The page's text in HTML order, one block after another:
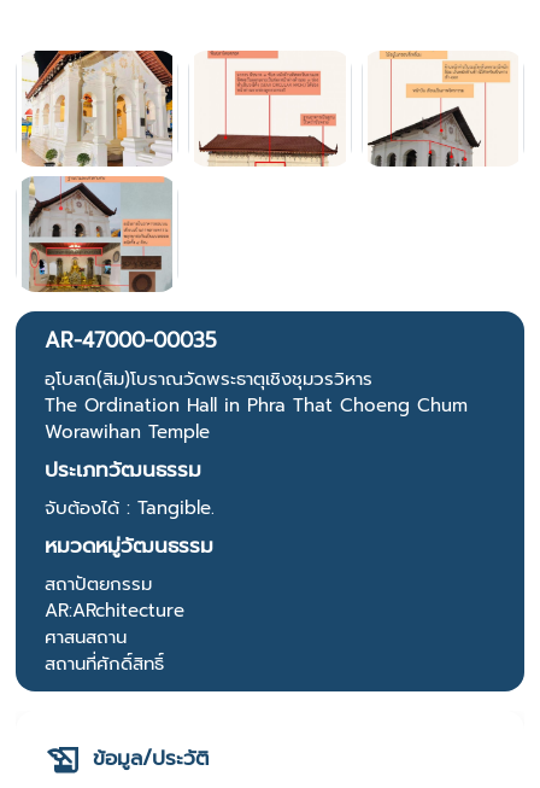
AR-47000-00035
อุโบสถ(สิม)โบราณวัดพระธาตุเชิงชุมวรวิหาร
The Ordination Hall in Phra That Choeng Chum
Worawihan Temple
ประเภทวัฒนธรรม
จับต้องได้ : Tangible.
หมวดหมู่วัฒนธรรม
สถาปัตยกรรม
AR:ARchitecture
ศาสนสถาน
สถานที่ศักดิ์สิทธิ์
ข้อมูล/ประวัติ